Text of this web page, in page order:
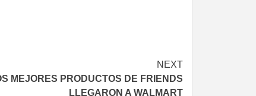
NEXT
MEJORES PRODUCTOS DE FRIENDS
LLEGARON A WALMART